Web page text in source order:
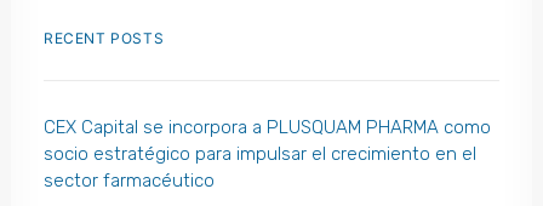
RECENT POSTS
CEX Capital se incorpora a PLUSQUAM PHARMA como
socio estratégico para impulsar el crecimiento en el
sector farmacéutico